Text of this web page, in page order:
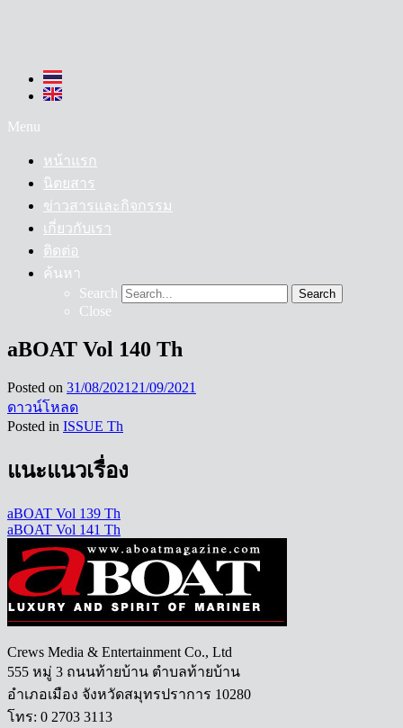
Menu
หน้าแรก
นิตยสาร
ข่าวสารและกิจกรรม
เกี่ยวกับเรา
ติดต่อ
ค้นหา
Search
Search
Close
aBOAT Vol 140 Th
Posted on 31/08/2021 21/09/2021
ดาวน์โหลด
Posted in ISSUE Th
แนะแนวเรื่อง
aBOAT Vol 139 Th
aBOAT Vol 141 Th
Crews Media & Entertainment Co., Ltd
555 หมู่ 3 ถนนท้ายบ้าน ตำบลท้ายบ้าน
อำเภอเมือง จังหวัดสมุทรปราการ 10280
โทร: 0 2703 3113